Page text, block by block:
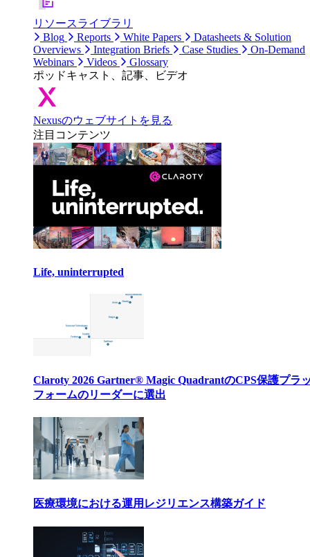
リソースライブラリ
Blog
Reports White Papers
Datasheets & Solution
Overviews
Integration Briefs Case Studies
On-Demand
Webinars
Videos
Glossary
ポッドキャスト、記事、ビデオ
Nexusのウェブサイトを見る
注目コンテンツ
Life, uninterrupted
Claroty 2026 Gartner® Magic QuadrantのCPS保護プラ
フォームのリーダーに選出
医療環境における運用レジリエンス構築ガイド